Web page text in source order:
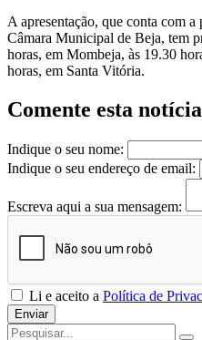
A apresentação, que conta com
Câmara Municipal de Beja, tem
horas, em Mombeja, às 19.30
horas, em Santa Vitória.
Comente esta notícia
Indique o seu nome:
Indique o seu endereço de email:
Escreva aqui a sua mensagem:
Li e aceito a Política de
Enviar